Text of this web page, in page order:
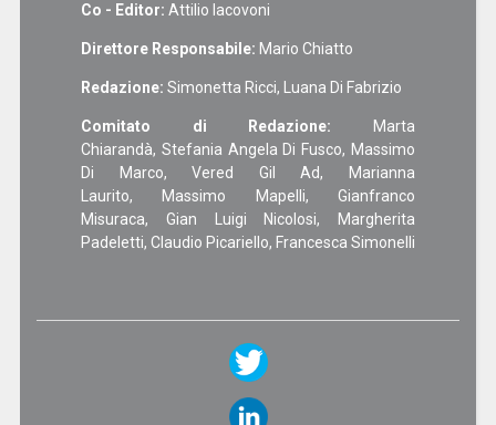
Co - Editor: Attilio Iacovoni
Direttore Responsabile: Mario Chiatto
Redazione: Simonetta Ricci, Luana Di Fabrizio
Comitato di Redazione: Marta
Chiarandà, Stefania Angela Di Fusco, Massimo
Di Marco, Vered Gil Ad, Marianna
Laurito, Massimo Mapelli, Gianfranco
Misuraca, Gian Luigi Nicolosi, Margherita
Padeletti, Claudio Picariello, Francesca Simonelli